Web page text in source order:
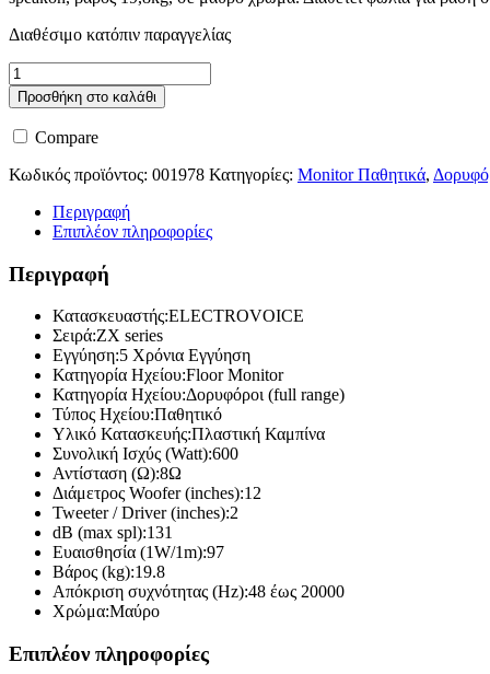
Διαθέσιμο κατόπιν παραγγελίας
Electro
Voice
Zx3-
90B
ποσότητα
Προσθήκη στο καλάθι
Compare
Κωδικός προϊόντος: 001978 Κατηγορίες: Monitor Παθητικά,
Περιγραφή
Επιπλέον πληροφορίες
Περιγραφή
Κατασκευαστής:ELECTROVOICE
Σειρά:ZX series
Εγγύηση:5 Χρόνια Εγγύηση
Κατηγορία Ηχείου:Floor Monitor
Κατηγορία Ηχείου:Δορυφόροι (full range)
Τύπος Ηχείου:Παθητικό
Υλικό Κατασκευής:Πλαστική Καμπίνα
Συνολική Ισχύς (Watt):600
Αντίσταση (Ω):8Ω
Διάμετρος Woofer (inches):12
Tweeter / Driver (inches):2
dB (max spl):131
Ευαισθησία (1W/1m):97
Βάρος (kg):19.8
Απόκριση συχνότητας (Hz):48 έως 20000
Χρώμα:Μαύρο
Επιπλέον πληροφορίες